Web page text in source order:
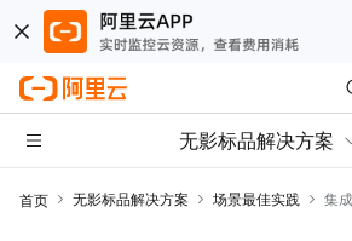
无影标品解决方案
首页 无影标品解决方案 场景最佳实践 集